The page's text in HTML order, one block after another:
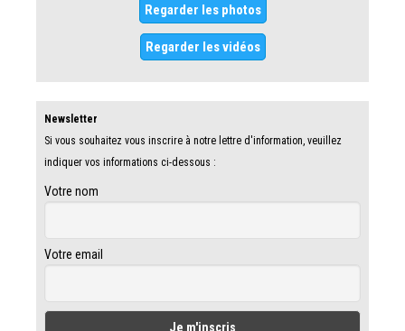
Regarder les photos
Regarder les vidéos
Newsletter
Si vous souhaitez vous inscrire à notre lettre d'information, veuillez
indiquer vos informations ci-dessous :
Votre nom
Votre email